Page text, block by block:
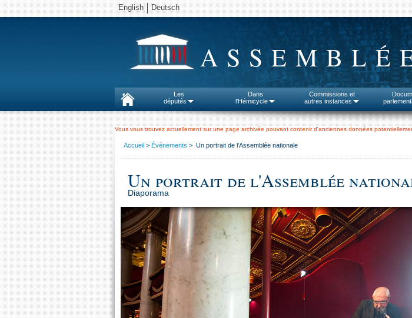
English Deutsch
Les
députés
Dans
l'Hémicycle
Commissions et
autres instances
Vous vous trouvez actuellement sur une page archivée pouvant contenir d'anciennes données
Accueil > Événements > Un portrait de l'Assemblée nationale
Un portrait de l'Assemblée
Diaporama